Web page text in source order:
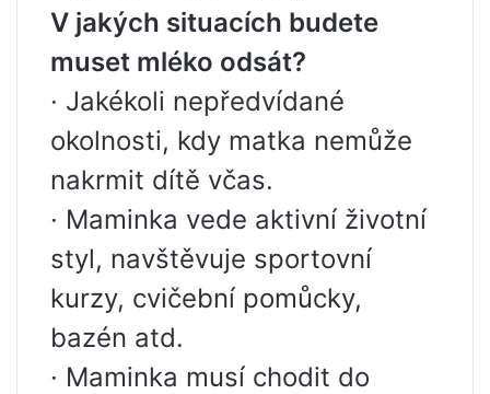
V jakých situacích budete
muset mléko odsát?
· Jakékoli nepředvídané
okolnosti, kdy matka nemůže
nakrmit dítě včas.
· Maminka vede aktivní životní
styl, navštěvuje sportovní
kurzy, cvičební pomůcky,
bazén atd.
· Maminka musí chodit do